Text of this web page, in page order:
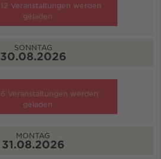
12 Veranstaltungen werden
geladen
SONNTAG
30.08.2026
6 Veranstaltungen werden
geladen
MONTAG
31.08.2026